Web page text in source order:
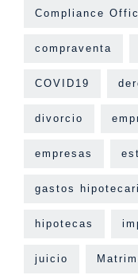
Compliance
compraventa
COVID19
divorcio
empresas
gastos
hipotecas
juicio